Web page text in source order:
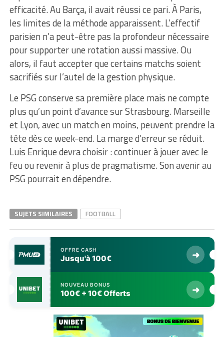
efficacité. Au Barça, il avait réussi ce pari. À Paris,
les limites de la méthode apparaissent. L’effectif
parisien n’a peut-être pas la profondeur nécessaire
pour supporter une rotation aussi massive. Ou
alors, il faut accepter que certains matchs soient
sacrifiés sur l’autel de la gestion physique.
Le PSG conserve sa première place mais ne compte
plus qu’un point d’avance sur Strasbourg. Marseille
et Lyon, avec un match en moins, peuvent prendre la
tête dès ce week-end. La marge d’erreur se réduit.
Luis Enrique devra choisir : continuer à jouer avec le
feu ou revenir à plus de pragmatisme. Son avenir au
PSG pourrait en dépendre.
SUJETS SIMILAIRES FOOTBALL
OFFRE CASH
Jusqu'à 100€ ➜
NOUVEAU BONUS
100€ + 10€ Offerts ➜